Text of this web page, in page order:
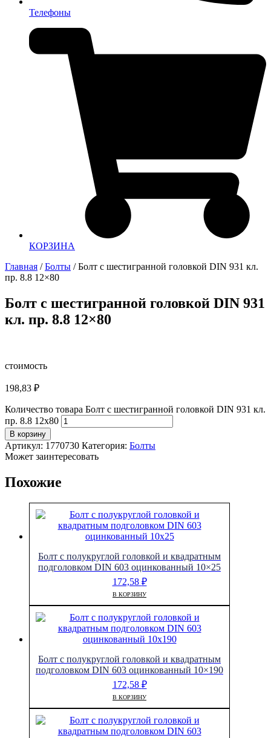
Телефоны
КОРЗИНА
Главная /Болты / Болт с шестигранной головкой DIN 931 кл.
пр. 8.8 12×80
Болт с шестигранной головкой DIN 931
кл. пр. 8.8 12×80
стоимость
198,83 ₽
Количество товара Болт с шестигранной головкой DIN 931 кл.
пр. 8.8 12x80
В корзину
Артикул: 1770730 Категория: Болты
Может заинтересовать
Похожие
Болт с полукруглой головкой и квадратным
подголовком DIN 603 оцинкованный 10×25
172,58 ₽
В КОРЗИНУ
Болт с полукруглой головкой и квадратным
подголовком DIN 603 оцинкованный 10×190
172,58 ₽
В КОРЗИНУ